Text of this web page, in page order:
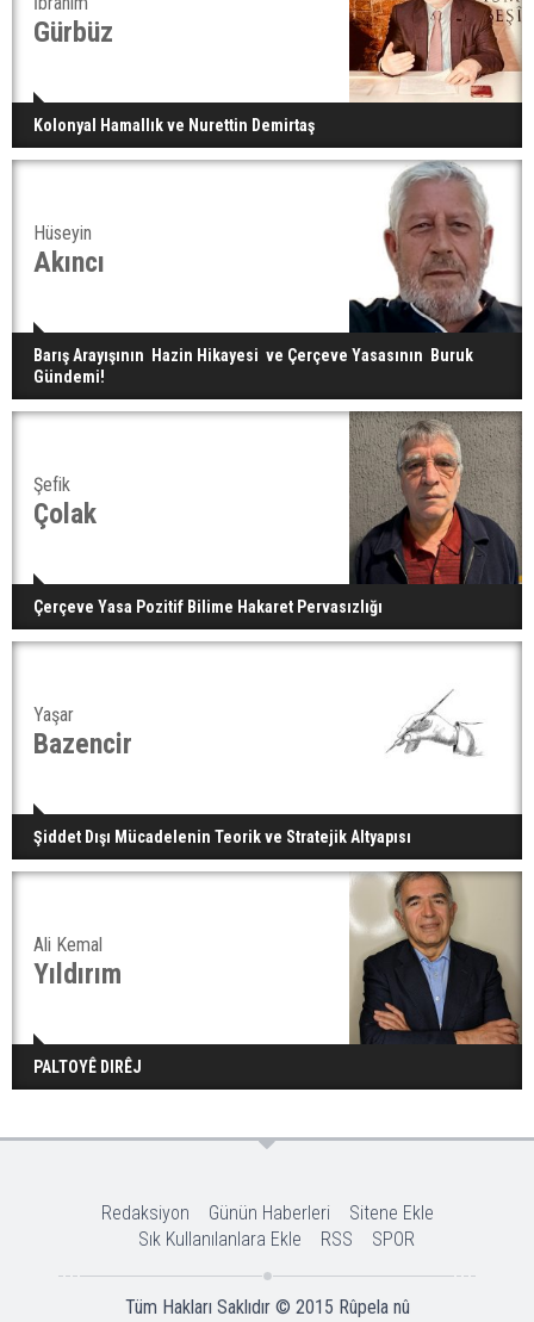
Gürbüz
Kolonyal Hamallık ve Nurettin Demirtaş
Hüseyin
Akıncı
Barış Arayışının Hazin Hikayesi ve Çerçeve Yasasının Buruk
Gündemi!
Şefik
Çolak
Çerçeve Yasa Pozitif Bilime Hakaret Pervasızlığı
Yaşar
Bazencir
Şiddet Dışı Mücadelenin Teorik ve Stratejik Altyapısı
Ali Kemal
Yıldırım
PALTOYÊ DIRÊJ
Redaksiyon Günün Haberleri
Sitene Ekle
Sık Kullanılanlara Ekle
RSS SPOR
Tüm Hakları Saklıdır © 2015 Rûpela nû